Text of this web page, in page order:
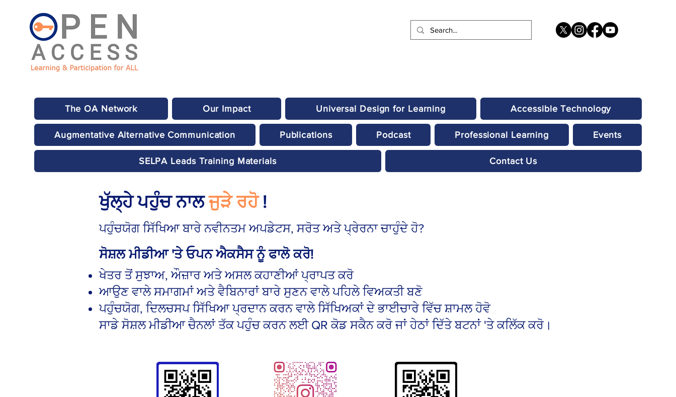
The OA Network Our Impact Universal Design for Learning Accessible Technology
Augmentative Alternative Communication Publications Podcast Professional Learning Events
SELPA Leads Training Materials Contact Us
ਖੁੱਲ੍ਹੇ ਪਹੁੰਚ ਨਾਲਜੁੜੇ ਰਹੋ!
ਪਹੁੰਚਯੋਗ ਸਿੱਖਿਆ ਬਾਰੇ ਨਵੀਨਤਮ ਅਪਡੇਟਸ, ਸਰੋਤ ਅਤੇ ਪ੍ਰੇਰਨਾ ਚਾਹੁੰਦੇ ਹੋ?
ਸੋਸ਼ਲ ਮੀਡੀਆ 'ਤੇ ਓਪਨ ਐਕਸੈਸ ਨੂੰ ਫਾਲੋ ਕਰੋ!
ਖੇਤਰ ਤੋਂ ਸੁਝਾਅ, ਔਜ਼ਾਰ ਅਤੇ ਅਸਲ ਕਹਾਣੀਆਂ ਪ੍ਰਾਪਤ ਕਰੋ
ਆਉਣ ਵਾਲੇ ਸਮਾਗਮਾਂ ਅਤੇ ਵੈਬਿਨਾਰਾਂ ਬਾਰੇ ਸੁਣਨ ਵਾਲੇ ਪਹਿਲੇ ਵਿਅਕਤੀ ਬਣੋ
ਪਹੁੰਚਯੋਗ, ਦਿਲਚਸਪ ਸਿੱਖਿਆ ਪ੍ਰਦਾਨ ਕਰਨ ਵਾਲੇ ਸਿੱਖਿਅਕਾਂ ਦੇ ਭਾਈਚਾਰੇ ਵਿੱਚ ਸ਼ਾਮਲ ਹੋਵੋ
ਸਾਡੇ ਸੋਸ਼ਲ ਮੀਡੀਆ ਚੈਨਲਾਂ ਤੱਕ ਪਹੁੰਚ ਕਰਨ ਲਈ QR ਕੋਡ ਸਕੈਨ ਕਰੋ ਜਾਂ ਹੇਠਾਂ ਦਿੱਤੇ ਬਟਨਾਂ 'ਤੇ ਕਲਿੱਕ ਕਰੋ।